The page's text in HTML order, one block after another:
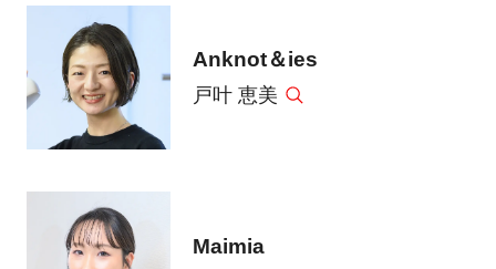
Anknot＆ies
戸叶 恵美
Maimia